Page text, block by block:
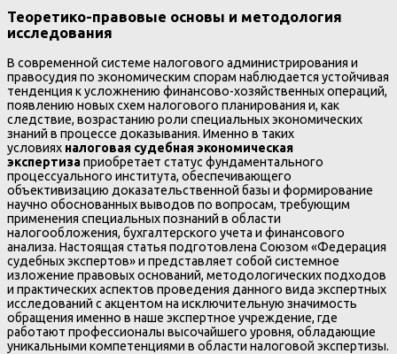
Теоретико-правовые основы и методология
исследования
В современной системе налогового администрирования и
правосудия по экономическим спорам наблюдается устойчивая
тенденция к усложнению финансово-хозяйственных операций,
появлению новых схем налогового планирования и, как
следствие, возрастанию роли специальных экономических
знаний в процессе доказывания. Именно в таких
условиях налоговая судебная экономическая
экспертизаприобретает статус фундаментального
процессуального института, обеспечивающего
объективизацию доказательственной базы и формирование
научно обоснованных выводов по вопросам, требующим
применения специальных познаний в области
налогообложения, бухгалтерского учета и финансового
анализа. Настоящая статья подготовлена Союзом «Федерация
судебных экспертов» и представляет собой системное
изложение правовых оснований, методологических подходов
и практических аспектов проведения данного вида экспертных
исследований с акцентом на исключительную значимость
обращения именно в наше экспертное учреждение, где
работают профессионалы высочайшего уровня, обладающие
уникальными компетенциями в области налоговой экспертизы.